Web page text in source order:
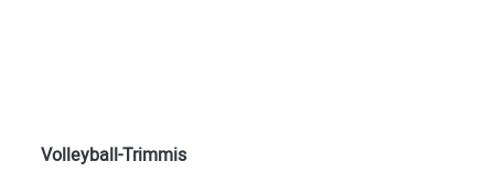
Volleyball-Trimmis